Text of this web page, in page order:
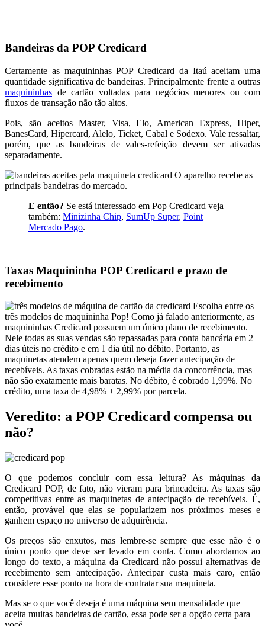
Bandeiras da POP Credicard
Certamente as maquininhas POP Credicard da Itaú aceitam uma
quantidade significativa de bandeiras. Principalmente frente a outras
maquininhas de cartão voltadas para negócios menores ou com
fluxos de transação não tão altos.
Pois, são aceitos Master, Visa, Elo, American Express, Hiper,
BanesCard, Hipercard, Alelo, Ticket, Cabal e Sodexo. Vale ressaltar,
porém, que as bandeiras de vales-refeição devem ser ativadas
separadamente.
O aparelho recebe as
principais bandeiras do mercado.
E então? Se está interessado em Pop Credicard veja
também: Minizinha Chip, SumUp Super, Point
Mercado Pago.
Taxas Maquininha POP Credicard e prazo de
recebimento
Escolha entre os
três modelos de maquininha Pop! Como já falado anteriormente, as
maquininhas Credicard possuem um único plano de recebimento.
Nele todas as suas vendas são repassadas para conta bancária em 2
dias úteis no crédito e em 1 dia útil no débito. Portanto, as
maquinetas atendem apenas quem deseja fazer antecipação de
recebíveis. As taxas cobradas estão na média da concorrência, mas
não são exatamente mais baratas. No débito, é cobrado 1,99%. No
crédito, uma taxa de 4,98% + 2,99% por parcela.
Veredito: a POP Credicard compensa ou
não?
O que podemos concluir com essa leitura? As máquinas da
Credicard POP, de fato, não vieram para brincadeira. As taxas são
competitivas entre as maquinetas de antecipação de recebíveis. É,
então, provável que elas se popularizem nos próximos meses e
ganhem espaço no universo de adquirência.
Os preços são enxutos, mas lembre-se sempre que esse não é o
único ponto que deve ser levado em conta. Como abordamos ao
longo do texto, a máquina da Credicard não possui alternativas de
recebimento sem antecipação. Antecipar custa mais caro, então
considere esse ponto na hora de contratar sua maquineta.
Mas se o que você deseja é uma máquina sem mensalidade que
aceita muitas bandeiras de cartão, essa pode ser a opção certa para